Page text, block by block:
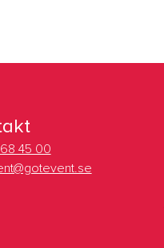
45 00